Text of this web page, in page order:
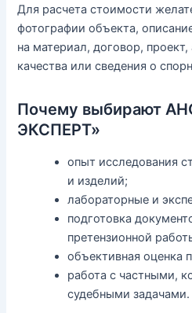
Для расчета стоимости
фотографии объекта,
на материал, договор,
качества или сведения о
Почему выбирают
ЭКСПЕРТ»
опыт исследования
и изделий;
лабораторные и
подготовка
претензионной
объективная оценка
работа с частными,
судебными задачами.